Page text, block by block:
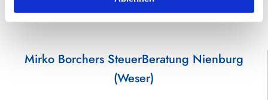
Mirko Borchers SteuerBeratung Nienburg
(Weser)